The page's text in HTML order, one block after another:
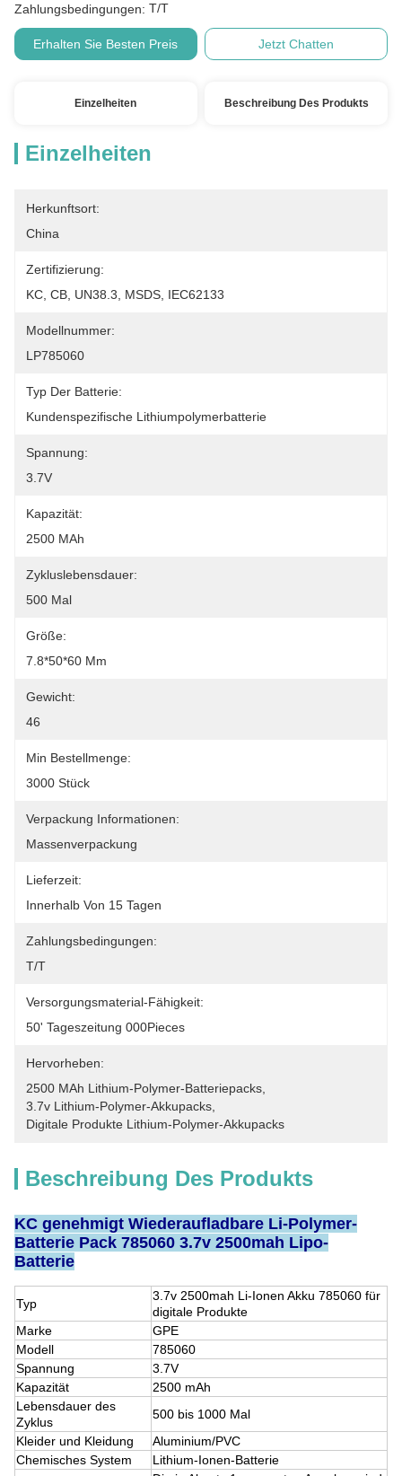
Zahlungsbedingungen: T/T
Erhalten Sie Besten Preis Jetzt Chatten
Einzelheiten Beschreibung Des Produkts
Einzelheiten
Herkunftsort:
China
Zertifizierung:
KC, CB, UN38.3, MSDS, IEC62133
Modellnummer:
LP785060
Typ Der Batterie:
Kundenspezifische Lithiumpolymerbatterie
Spannung:
3.7V
Kapazität:
2500 MAh
Zykluslebensdauer:
500 Mal
Größe:
7.8*50*60 Mm
Gewicht:
46
Min Bestellmenge:
3000 Stück
Verpackung Informationen:
Massenverpackung
Lieferzeit:
Innerhalb Von 15 Tagen
Zahlungsbedingungen:
T/T
Versorgungsmaterial-Fähigkeit:
50' Tageszeitung 000Pieces
Hervorheben:
2500 MAh Lithium-Polymer-Batteriepacks
3.7v Lithium-Polymer-Akkupacks
Digitale Produkte Lithium-Polymer-Akkupacks
Beschreibung Des Produkts
KC genehmigt Wiederaufladbare Li-Polymer-
Batterie Pack 785060 3.7v 2500mah Lipo-
Batterie
Typ
3.7v 2500mah Li-Ionen Akku 785060 für
digitale Produkte
Marke
GPE
Modell
785060
Spannung
3.7V
Kapazität
2500 mAh
Lebensdauer des
Zyklus
500 bis 1000 Mal
Kleider und Kleidung
Aluminium/PVC
Chemisches System
Lithium-Ionen-Batterie